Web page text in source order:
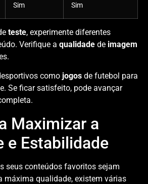
Sim Sim
teste, experimente diferentes
Verifique a qualidade de imagem
como jogos de futebol para
Se ficar satisfeito, pode avançar
Maximizar a
e Estabilidade
seus conteúdos favoritos sejam
máxima qualidade, existem várias